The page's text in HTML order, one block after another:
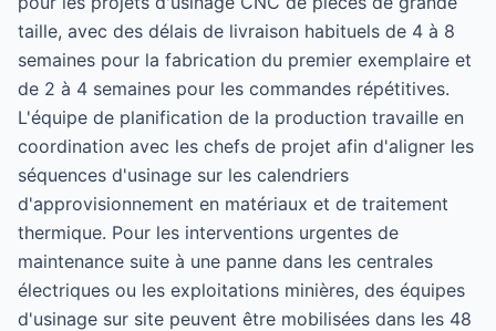
taille, avec des délais de livraison habituels de 4 à 8
semaines pour la fabrication du premier exemplaire et
de 2 à 4 semaines pour les commandes répétitives.
L'équipe de planification de la production travaille en
coordination avec les chefs de projet afin d'aligner les
séquences d'usinage sur les calendriers
d'approvisionnement en matériaux et de traitement
thermique. Pour les interventions urgentes de
maintenance suite à une panne dans les centrales
électriques ou les exploitations minières, des équipes
d'usinage sur site peuvent être mobilisées dans les 48